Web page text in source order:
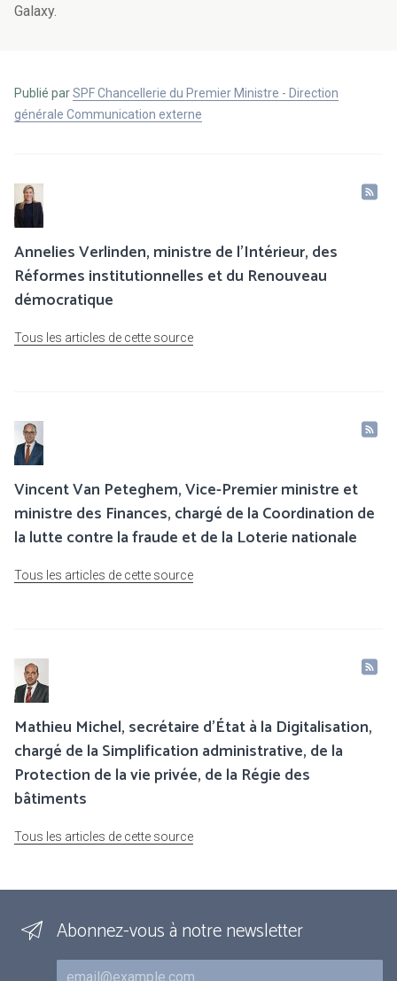
Galaxy.
Publié parSPF Chancellerie du Premier Ministre - Direction
générale Communication externe
Annelies Verlinden, ministre de l’Intérieur, des
Réformes institutionnelles et du Renouveau
démocratique
Tous les articles de cette source
Vincent Van Peteghem, Vice-Premier ministre et
ministre des Finances, chargé de la Coordination de
la lutte contre la fraude et de la Loterie nationale
Tous les articles de cette source
Mathieu Michel, secrétaire d’État à la Digitalisation,
chargé de la Simplification administrative, de la
Protection de la vie privée, de la Régie des
bâtiments
Tous les articles de cette source
Abonnez-vous à notre newsletter
Courriel